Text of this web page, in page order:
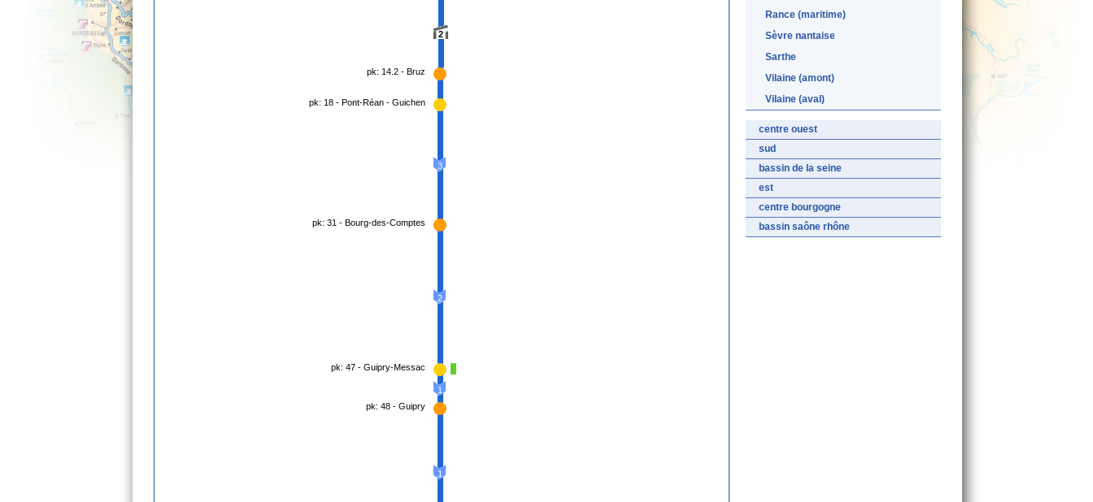
2
pk: 14.2 - Bruz
pk: 18 - Pont-Réan - Guichen
3
pk: 31 - Bourg-des-Comptes
2
pk: 47 - Guipry-Messac
1
pk: 48 - Guipry
1
Rance (maritime)
Sèvre nantaise
Sarthe
Vilaine (amont)
Vilaine (aval)
centre ouest
sud
bassin de la seine
est
centre bourgogne
bassin saône rhône